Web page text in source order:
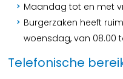
Maandag tot en met
Burgerzaken heeft
woensdag, van 08.00
Telefonische